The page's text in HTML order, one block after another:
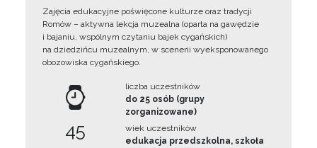
Zajęcia edukacyjne poświęcone kulturze oraz tradycji
Romów – aktywna lekcja muzealna (oparta na gawędzie
i bajaniu, wspólnym czytaniu bajek cygańskich)
na dziedzińcu muzealnym, w scenerii wyeksponowanego
obozowiska cygańskiego.
45
liczba uczestników
do 25 osób (grupy
zorganizowane)
wiek uczestników
edukacja przedszkolna, szkoła